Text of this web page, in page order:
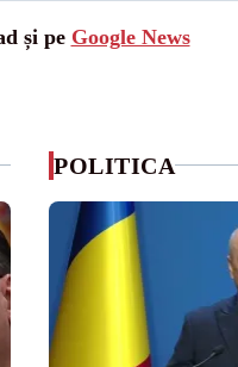
și pe Google News
POLITICA